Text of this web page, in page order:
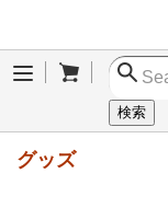
Menu
検索
グッズ